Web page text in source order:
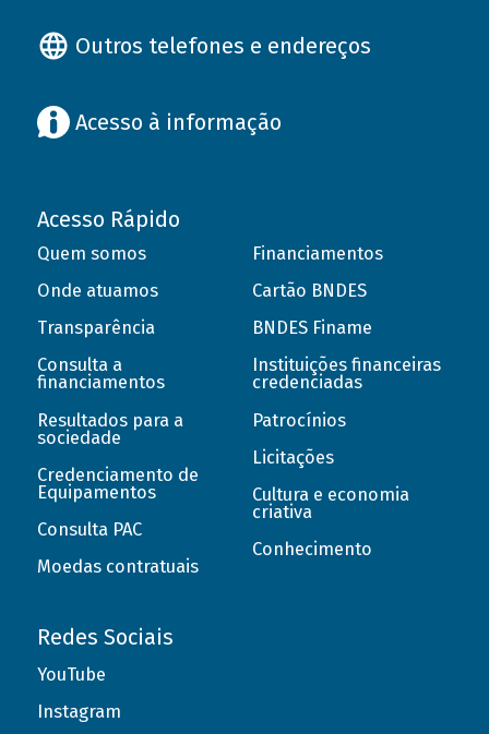
Outros telefones e endereços
Acesso à informação
Acesso Rápido
Quem somos
Onde atuamos
Transparência
Consulta a
financiamentos
Resultados para a
sociedade
Credenciamento de
Equipamentos
Consulta PAC
Moedas contratuais
Financiamentos
Cartão BNDES
BNDES Finame
Instituições financeiras
credenciadas
Patrocínios
Licitações
Cultura e economia
criativa
Conhecimento
Redes Sociais
YouTube
Instagram